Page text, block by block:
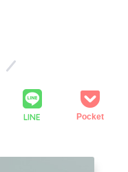
LINE Pocket